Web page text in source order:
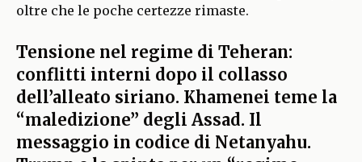
oltre che le poche certezze rimaste.
Tensione nel regime di Teheran:
conflitti interni dopo il collasso
dell’alleato siriano. Khamenei teme la
“maledizione” degli Assad. Il
messaggio in codice di Netanyahu.